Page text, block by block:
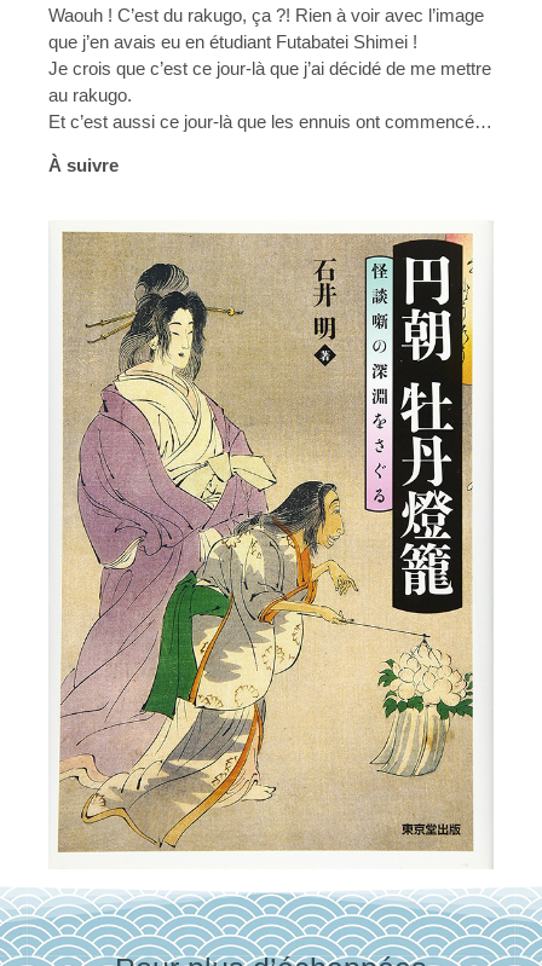
Waouh ! C’est du rakugo, ça ?! Rien à voir avec l’image
que j’en avais eu en étudiant Futabatei Shimei !
Je crois que c’est ce jour-là que j’ai décidé de me mettre
au rakugo.
Et c’est aussi ce jour-là que les ennuis ont commencé…
À suivre